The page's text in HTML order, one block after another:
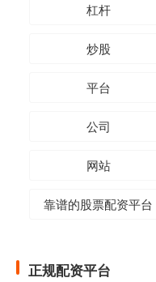
杠杆
炒股
平台
公司
网站
靠谱的股票配资平台
正规配资平台